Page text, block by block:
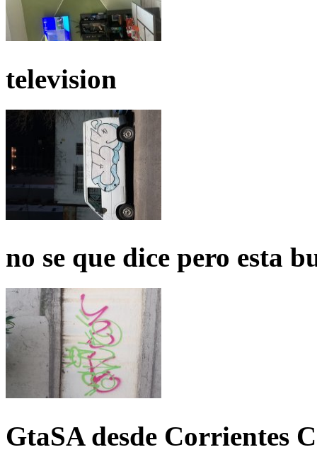
television
no se que dice pero esta
GtaSA desde Corrientes